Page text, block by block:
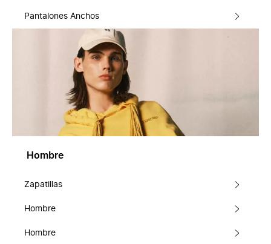
Pantalones Anchos
Hombre
Zapatillas
Hombre
Hombre